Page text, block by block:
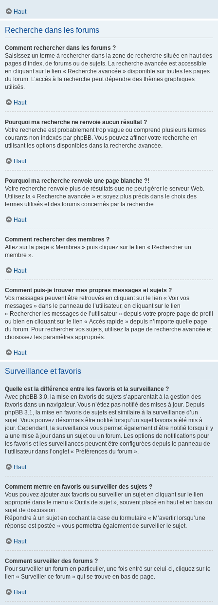
Haut
Recherche dans les forums
Comment rechercher dans les forums ?
Saisissez un terme à rechercher dans la zone de recherche située en haut des
pages d’index, de forums ou de sujets. La recherche avancée est accessible
en cliquant sur le lien « Recherche avancée » disponible sur toutes les pages
du forum. L’accès à la recherche peut dépendre des thèmes graphiques
utilisés.
Haut
Pourquoi ma recherche ne renvoie aucun résultat ?
Votre recherche est probablement trop vague ou comprend plusieurs termes
courants non indexés par phpBB. Vous pouvez affiner votre recherche en
utilisant les options disponibles dans la recherche avancée.
Haut
Pourquoi ma recherche renvoie une page blanche ?!
Votre recherche renvoie plus de résultats que ne peut gérer le serveur Web.
Utilisez la « Recherche avancée » et soyez plus précis dans le choix des
termes utilisés et des forums concernés par la recherche.
Haut
Comment rechercher des membres ?
Allez sur la page « Membres » puis cliquez sur le lien « Rechercher un
membre ».
Haut
Comment puis-je trouver mes propres messages et sujets ?
Vos messages peuvent être retrouvés en cliquant sur le lien « Voir vos
messages » dans le panneau de l’utilisateur, en cliquant sur le lien
« Rechercher les messages de l’utilisateur » depuis votre propre page de profil
ou bien en cliquant sur le lien « Accès rapide » depuis n’importe quelle page
du forum. Pour rechercher vos sujets, utilisez la page de recherche avancée et
choisissez les paramètres appropriés.
Haut
Surveillance et favoris
Quelle est la différence entre les favoris et la surveillance ?
Avec phpBB 3.0, la mise en favoris de sujets s’apparentait à la gestion des
favoris dans un navigateur. Vous n’étiez pas notifié des mises à jour. Depuis
phpBB 3.1, la mise en favoris de sujets est similaire à la surveillance d’un
sujet. Vous pouvez désormais être notifié lorsqu’un sujet favoris a été mis à
jour. Cependant, la surveillance vous permet également d’être notifié lorsqu’il y
a une mise à jour dans un sujet ou un forum. Les options de notifications pour
les favoris et les surveillances peuvent être configurées depuis le panneau de
l’utilisateur dans l’onglet « Préférences du forum ».
Haut
Comment mettre en favoris ou surveiller des sujets ?
Vous pouvez ajouter aux favoris ou surveiller un sujet en cliquant sur le lien
approprié dans le menu « Outils de sujet », souvent placé en haut et en bas du
sujet de discussion.
Répondre à un sujet en cochant la case du formulaire « M’avertir lorsqu’une
réponse est postée » vous permettra également de surveiller le sujet.
Haut
Comment surveiller des forums ?
Pour surveiller un forum en particulier, une fois entré sur celui-ci, cliquez sur le
lien « Surveiller ce forum » qui se trouve en bas de page.
Haut